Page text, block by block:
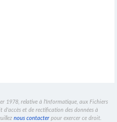
1978, relative à l'Informatique, aux Fichiers
d'accès et de rectification des données à
nous contacterpour exercer ce droit.